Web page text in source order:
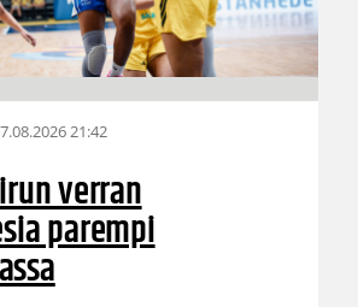
21:42
verran
parempi